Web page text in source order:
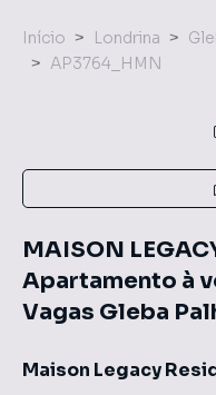
Início Londrina
AP3764_HMN
MAISON
Apartamento à
Vagas Gleba
Maison Legacy